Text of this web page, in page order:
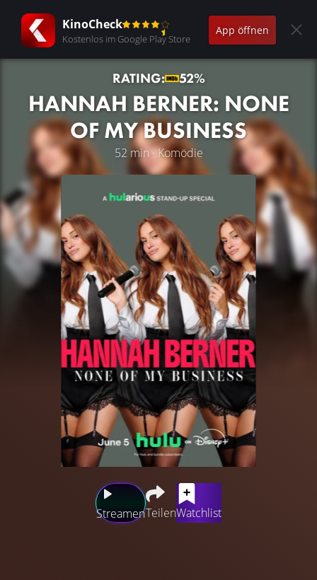
KinoCheck
Kostenlos im Google Play Store
App öffnen
RATING: 52%
HANNAH BERNER: NONE
OF MY BUSINESS
52 min · Komödie
StreamenTeilenWatchlist